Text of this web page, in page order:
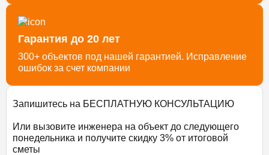
Запишитесь на БЕСПЛАТНУЮ КОНСУЛЬТАЦИЮ
Или вызовите инженера на объект до следующего
понедельника и получите скидку 3% от итоговой
сметы
Гарантия до 20 лет
300+ объектов под нашей гарантией. Исправление
ошибок за счет компании